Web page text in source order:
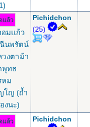
แล้ว
อมแก้ว
นพรัตน์
วงตาม้า
พุทธ
หม
โญ (ถ้ำ
งนะ)
Pichidchon
(25)
แล้ว Pichidchon